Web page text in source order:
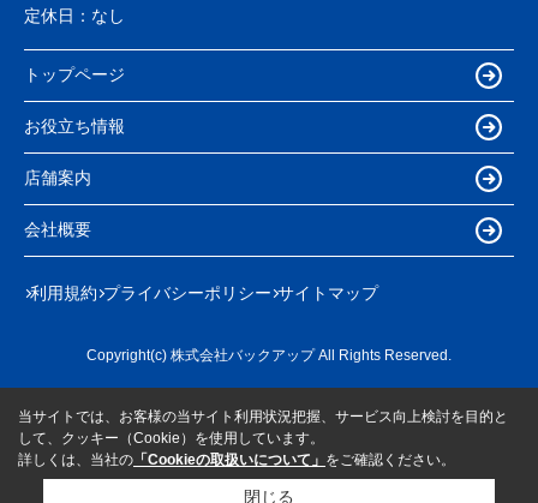
定休日： なし
トップページ
お役立ち情報
店舗案内
会社概要
利用規約 プライバシーポリシー サイトマップ
Copyright(c) 株式会社バックアップ All Rights Reserved.
当サイトでは、お客様の当サイト利用状況把握、サービス向上検討を目的と
して、クッキー（Cookie）を使用しています。
詳しくは、当社の 「Cookieの取扱いについて」 をご確認ください。
閉じる